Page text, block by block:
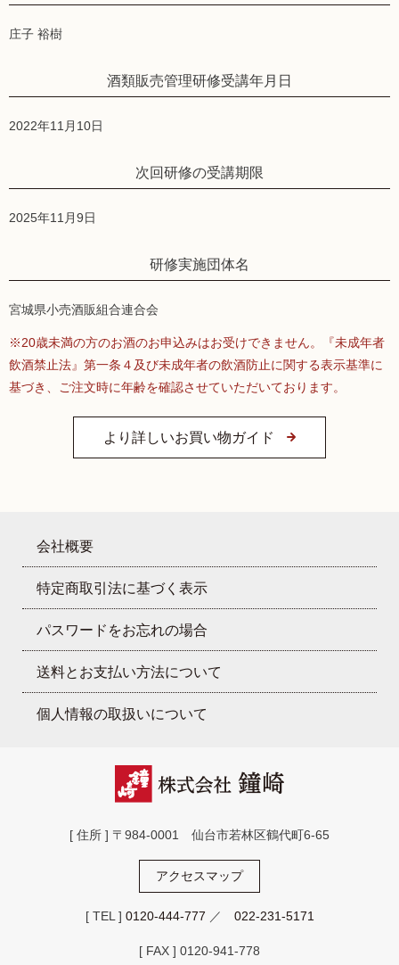
庄子 裕樹
酒類販売管理研修受講年月日
2022年11月10日
次回研修の受講期限
2025年11月9日
研修実施団体名
宮城県小売酒販組合連合会
※20歳未満の方のお酒のお申込みはお受けできません。『未成年者
飲酒禁止法』第一条４及び未成年者の飲酒防止に関する表示基準に
基づき、ご注文時に年齢を確認させていただいております。
より詳しいお買い物ガイド
会社概要
特定商取引法に基づく表示
パスワードをお忘れの場合
送料とお支払い方法について
個人情報の取扱いについて
[ 住所 ] 〒984-0001 仙台市若林区鶴代町6-65
アクセスマップ
[ TEL ] 0120-444-777 ／ 022-231-5171
[ FAX ] 0120-941-778